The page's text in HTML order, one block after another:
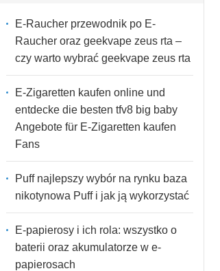
E-Raucher przewodnik po E-
Raucher oraz geekvape zeus rta –
czy warto wybrać geekvape zeus rta
E-Zigaretten kaufen online und
entdecke die besten tfv8 big baby
Angebote für E-Zigaretten kaufen
Fans
Puff najlepszy wybór na rynku baza
nikotynowa Puff i jak ją wykorzystać
E-papierosy i ich rola: wszystko o
baterii oraz akumulatorze w e-
papierosach